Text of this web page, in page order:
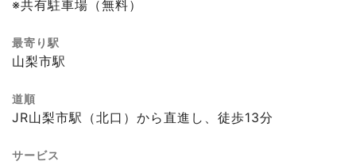
※共有駐車場（無料）
最寄り駅
山梨市駅
道順
JR山梨市駅（北口）から直進し、徒歩13分
サービス